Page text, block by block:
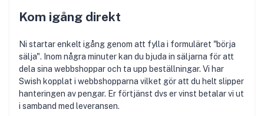
Kom igång direkt
Ni startar enkelt igång genom att fylla i formuläret "börja
sälja". Inom några minuter kan du bjuda in säljarna för att
dela sina webbshoppar och ta upp beställningar. Vi har
Swish kopplat i webbshopparna vilket gör att du helt slipper
hanteringen av pengar. Er förtjänst dvs er vinst betalar vi ut
i samband med leveransen.